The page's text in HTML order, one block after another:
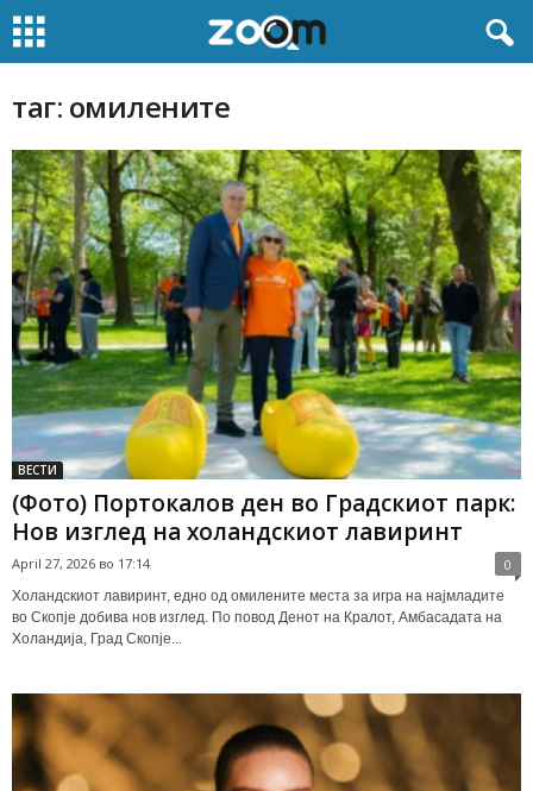
таг: омилените
ВЕСТИ
(Фото) Портокалов ден во Градскиот парк:
Нов изглед на холандскиот лавиринт
April 27, 2026 во 17:14 0
Холандскиот лавиринт, едно од омилените места за игра на најмладите
во Скопје добива нов изглед. По повод Денот на Кралот, Амбасадата на
Холандија, Град Скопје...